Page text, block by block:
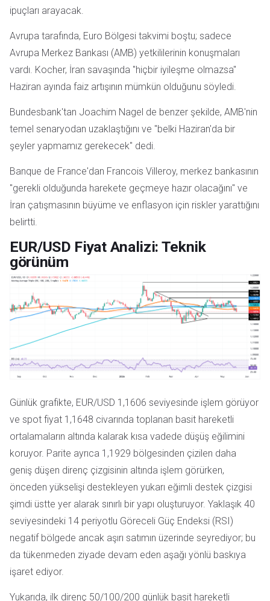
ipuçları arayacak.
Avrupa tarafında, Euro Bölgesi takvimi boştu; sadece
Avrupa Merkez Bankası (AMB) yetkililerinin konuşmaları
vardı. Kocher, İran savaşında "hiçbir iyileşme olmazsa"
Haziran ayında faiz artışının mümkün olduğunu söyledi.
Bundesbank'tan Joachim Nagel de benzer şekilde, AMB'nin
temel senaryodan uzaklaştığını ve "belki Haziran'da bir
şeyler yapmamız gerekecek" dedi.
Banque de France'dan Francois Villeroy, merkez bankasının
"gerekli olduğunda harekete geçmeye hazır olacağını" ve
İran çatışmasının büyüme ve enflasyon için riskler yarattığını
belirtti.
EUR/USD Fiyat Analizi: Teknik
görünüm
Günlük grafikte, EUR/USD 1,1606 seviyesinde işlem görüyor
ve spot fiyat 1,1648 civarında toplanan basit hareketli
ortalamaların altında kalarak kısa vadede düşüş eğilimini
koruyor. Parite ayrıca 1,1929 bölgesinden çizilen daha
geniş düşen direnç çizgisinin altında işlem görürken,
önceden yükselişi destekleyen yukarı eğimli destek çizgisi
şimdi üstte yer alarak sınırlı bir yapı oluşturuyor. Yaklaşık 40
seviyesindeki 14 periyotlu Göreceli Güç Endeksi (RSI)
negatif bölgede ancak aşırı satımın üzerinde seyrediyor; bu
da tükenmeden ziyade devam eden aşağı yönlü baskıya
işaret ediyor.
Yukarıda, ilk direnç 50/100/200 günlük basit hareketli